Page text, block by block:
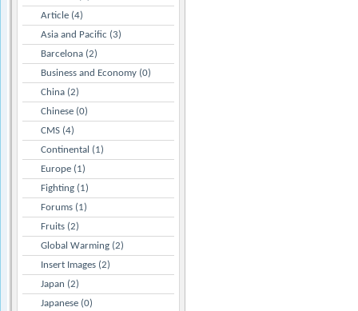
Article (4)
Asia and Pacific (3)
Barcelona (2)
Business and Economy (0)
China (2)
Chinese (0)
CMS (4)
Continental (1)
Europe (1)
Fighting (1)
Forums (1)
Fruits (2)
Global Warming (2)
Insert Images (2)
Japan (2)
Japanese (0)